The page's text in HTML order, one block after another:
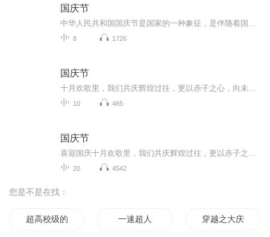
国庆节
8 1726
国庆节
10 465
国庆节
20 4542
您是不是在找：
超高校级的加速世界 一速超人 穿越之大庆帝国